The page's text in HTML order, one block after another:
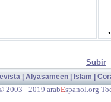
Subir
Alyasameen| Islam
2003 - 2019 arabEspanol.org